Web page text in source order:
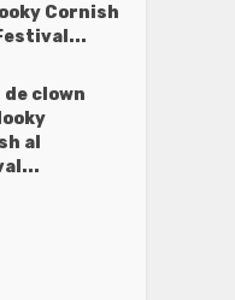
Cornish
clown
al